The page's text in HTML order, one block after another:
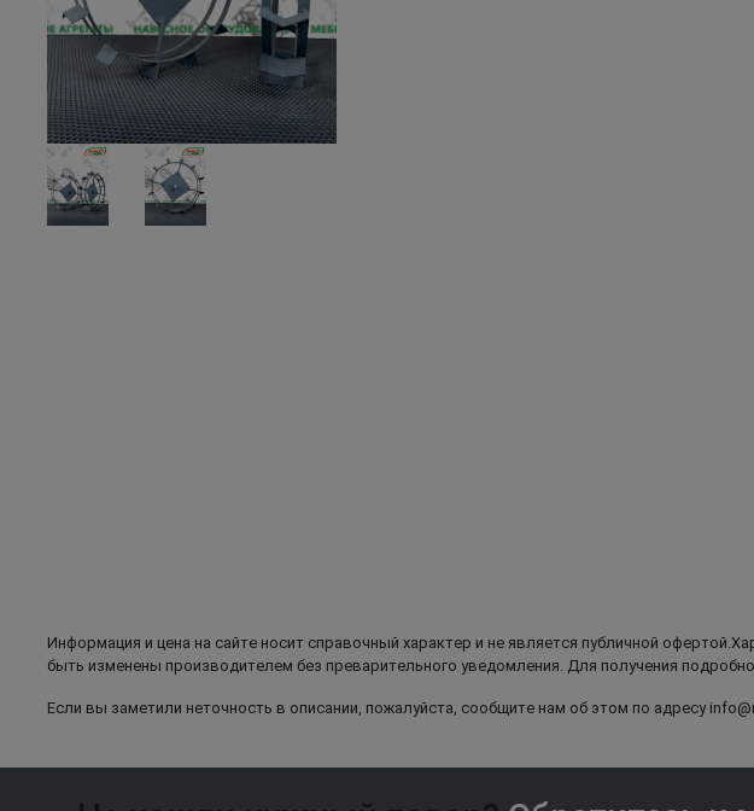
Информация и цена на сайте носит справочный характер и не является публичной
быть изменены производителем без преварительного уведомления. Для получения
Если вы заметили неточность в описании, пожалуйста, сообщите нам об этом по адресу